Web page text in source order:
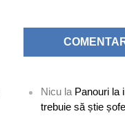
Nicu la Panouri la
trebuie să știe